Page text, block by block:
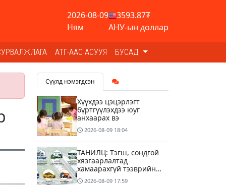
2026-08-09
Ням
3593.87₮
АНУ-ын доллар
АТГ-ААС АСУУЯ БУСАД
Сүүлд нэмэгдсэн
Хүүхдээ цэцэрлэгт
бүртгүүлэхдээ юуг
анхаарах вэ
2026-08-09 18:04
ТАНИЛЦ: Тэгш, сондгой
хязгаарлалтад
хамаарахгүй тээврийн
хэрэгслүүд
2026-08-09 17:59